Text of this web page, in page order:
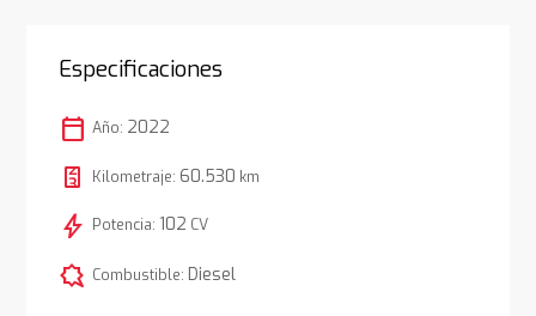
Especificaciones
calendar_today Año: 2022
Kilometraje: 60.530 km
bolt Potencia: 102 CV
comic_bubble Combustible: Diesel